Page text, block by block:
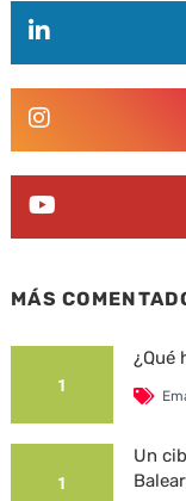
MÁS
1
¿Qué
1
Un